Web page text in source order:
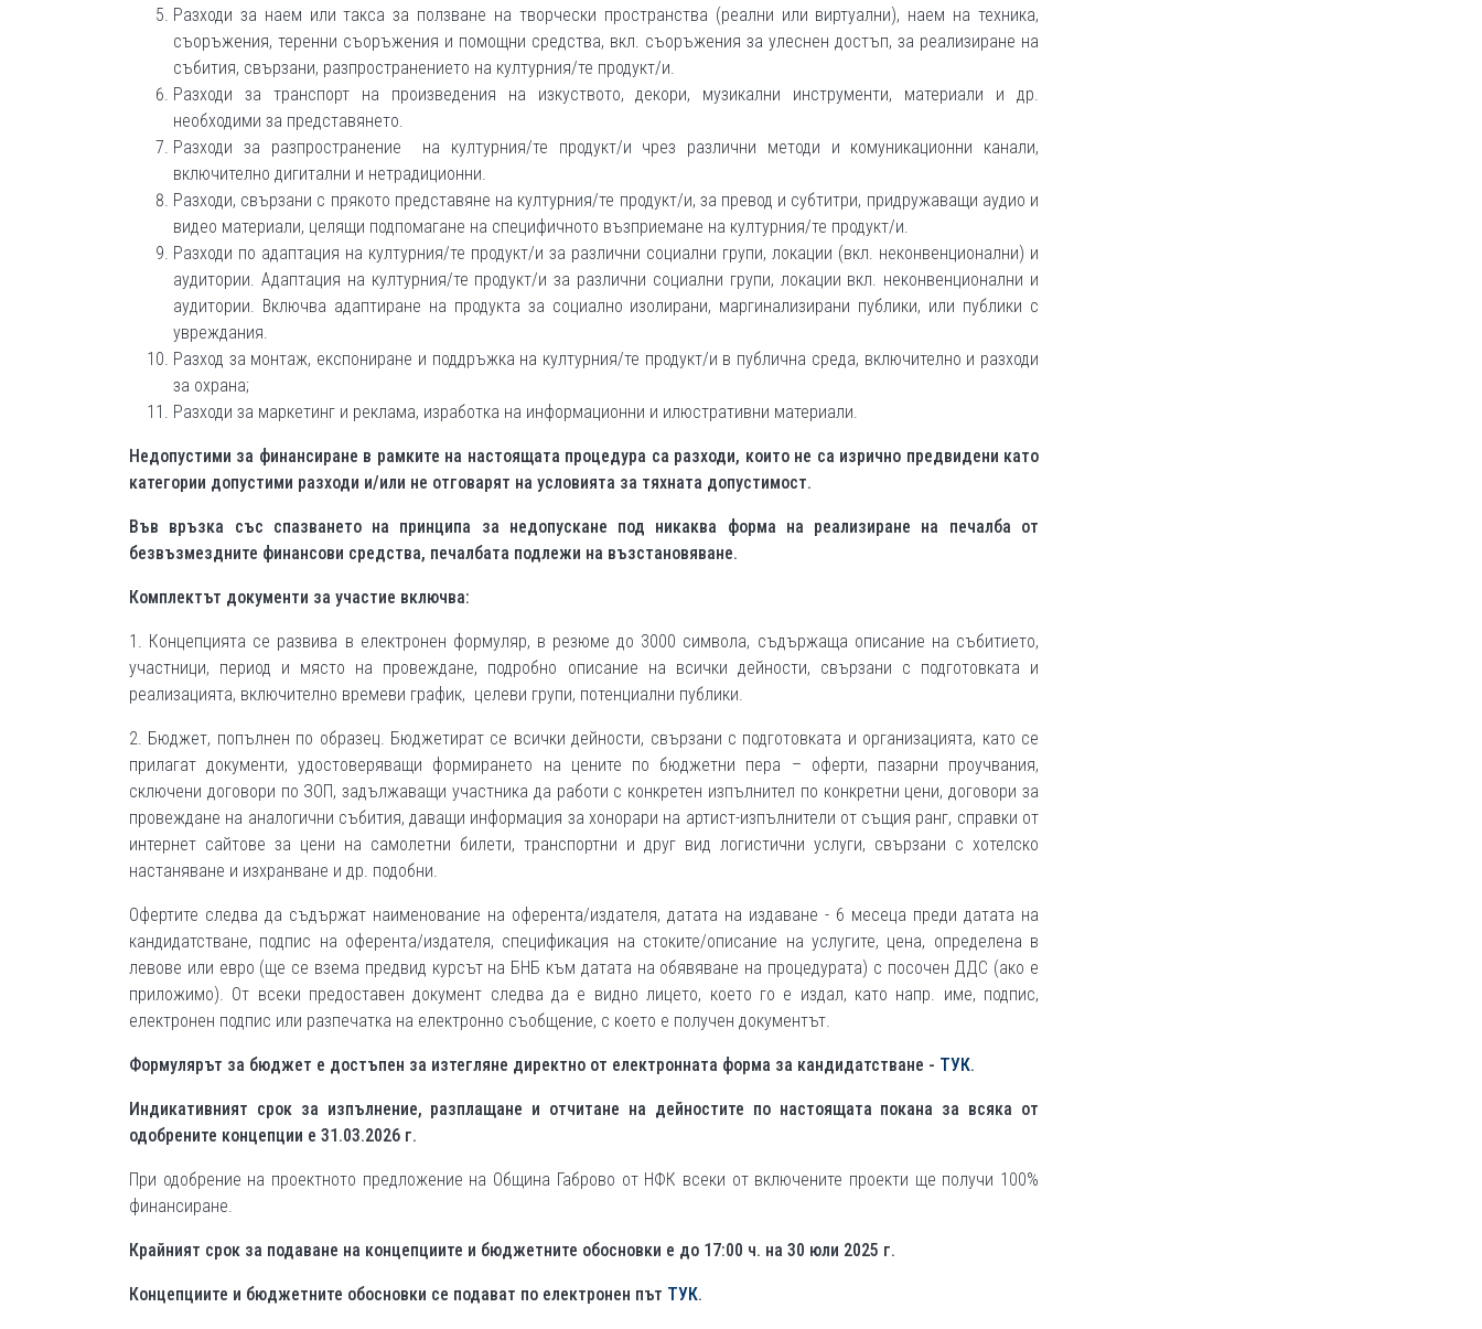
Разходи за наем или такса за ползване на творчески пространства (реални или виртуални), наем на техника,
съоръжения, теренни съоръжения и помощни средства, вкл. съоръжения за улеснен достъп, за реализиране на
събития, свързани, разпространението на културния/те продукт/и.
Разходи за транспорт на произведения на изкуството, декори, музикални инструменти, материали и др.
необходими за представянето.
Разходи за разпространение на културния/те продукт/и чрез различни методи и комуникационни канали,
включително дигитални и нетрадиционни.
Разходи, свързани с прякото представяне на културния/те продукт/и, за превод и субтитри, придружаващи аудио и
видео материали, целящи подпомагане на специфичното възприемане на културния/те продукт/и.
Разходи по адаптация на културния/те продукт/и за различни социални групи, локации (вкл. неконвенционални) и
аудитории. Адаптация на културния/те продукт/и за различни социални групи, локации вкл. неконвенционални и
аудитории. Включва адаптиране на продукта за социално изолирани, маргинализирани публики, или публики с
увреждания.
Разход за монтаж, експониране и поддръжка на културния/те продукт/и в публична среда, включително и разходи
за охрана;
Разходи за маркетинг и реклама, изработка на информационни и илюстративни материали.
Недопустими за финансиране в рамките на настоящата процедура са разходи, които не са изрично предвидени като
категории допустими разходи и/или не отговарят на условията за тяхната допустимост.
Във връзка със спазването на принципа за недопускане под никаква форма на реализиране на печалба от
безвъзмездните финансови средства, печалбата подлежи на възстановяване.
Комплектът документи за участие включва:
1. Концепцията се развива в електронен формуляр, в резюме до 3000 символа, съдържаща описание на събитието,
участници, период и място на провеждане, подробно описание на всички дейности, свързани с подготовката и
реализацията, включително времеви график, целеви групи, потенциални публики.
2. Бюджет, попълнен по образец. Бюджетират се всички дейности, свързани с подготовката и организацията, като се
прилагат документи, удостоверяващи формирането на цените по бюджетни пера – оферти, пазарни проучвания,
сключени договори по ЗОП, задължаващи участника да работи с конкретен изпълнител по конкретни цени, договори за
провеждане на аналогични събития, даващи информация за хонорари на артист-изпълнители от същия ранг, справки от
интернет сайтове за цени на самолетни билети, транспортни и друг вид логистични услуги, свързани с хотелско
настаняване и изхранване и др. подобни.
Офертите следва да съдържат наименование на оферента/издателя, датата на издаване - 6 месеца преди датата на
кандидатстване, подпис на оферента/издателя, спецификация на стоките/описание на услугите, цена, определена в
левове или евро (ще се взема предвид курсът на БНБ към датата на обявяване на процедурата) с посочен ДДС (ако е
приложимо). От всеки предоставен документ следва да е видно лицето, което го е издал, като напр. име, подпис,
електронен подпис или разпечатка на електронно съобщение, с което е получен документът.
Формулярът за бюджет е достъпен за изтегляне директно от електронната форма за кандидатстване - ТУК.
Индикативният срок за изпълнение, разплащане и отчитане на дейностите по настоящата покана за всяка от
одобрените концепции е 31.03.2026 г.
При одобрение на проектното предложение на Община Габрово от НФК всеки от включените проекти ще получи 100%
финансиране.
Крайният срок за подаване на концепциите и бюджетните обосновки е до 17:00 ч. на 30 юли 2025 г.
Концепциите и бюджетните обосновки се подават по електронен път ТУК.